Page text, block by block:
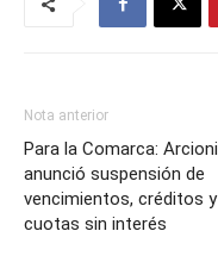
Nota anterior
Para la Comarca: Arcioni
anunció suspensión de
vencimientos, créditos y
cuotas sin interés